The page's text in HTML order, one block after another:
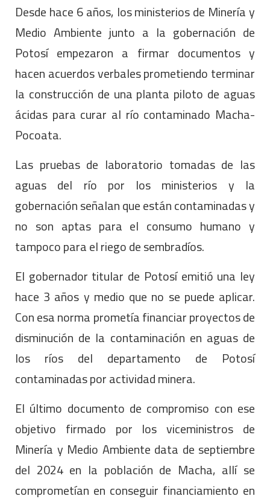
Desde hace 6 años, los ministerios de Minería y
Medio Ambiente junto a la gobernación de
Potosí empezaron a firmar documentos y
hacen acuerdos verbales prometiendo terminar
la construcción de una planta piloto de aguas
ácidas para curar al río contaminado Macha-
Pocoata.
Las pruebas de laboratorio tomadas de las
aguas del río por los ministerios y la
gobernación señalan que están contaminadas y
no son aptas para el consumo humano y
tampoco para el riego de sembradíos.
El gobernador titular de Potosí emitió una ley
hace 3 años y medio que no se puede aplicar.
Con esa norma prometía financiar proyectos de
disminución de la contaminación en aguas de
los ríos del departamento de Potosí
contaminadas por actividad minera.
El último documento de compromiso con ese
objetivo firmado por los viceministros de
Minería y Medio Ambiente data de septiembre
del 2024 en la población de Macha, allí se
comprometían en conseguir financiamiento en